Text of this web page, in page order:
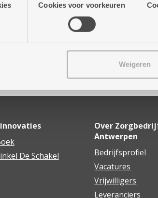
Cookies voor voorkeuren
Weigeren
De Schakel
Over
Antwerpen
Bedrijfsprofiel
Vacatures
Vrijwilligers
Leveranciers